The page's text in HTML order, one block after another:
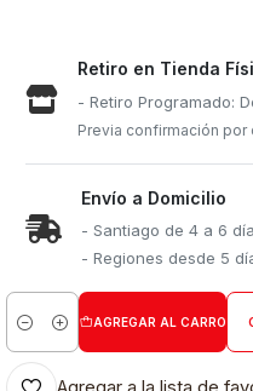
Retiro en Tienda
- Retiro Programado:
Previa confirmación por
Envío a Domicilio
- Santiago de 4 a 6
- Regiones desde 5
Cantidad
AGREGAR AL CARRO